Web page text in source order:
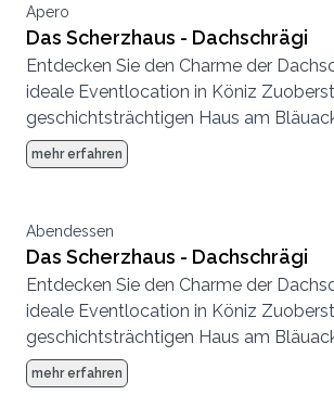
Apero
Das Scherzhaus - Dachschrägi
Entdecken Sie den Charme der
ideale Eventlocation in Köniz Zuoberst im
geschichtsträchtigen Haus am
befindet sich die «Dachschrägi». Sie
ein einzigartiges Ambiente im Herzen
somit der ideale Ort für Ihr Hochzeitsfest. Der
renovierte Raum behält dank der
Holzbalken seinen historischen
Ihrem Fest eine besondere
flexible Ausstattung ermöglicht es
ganz nach Ihren Wünschen zu
Veranstaltung zum Erfolg zu führen.
mehr erfahren
Abendessen
Das Scherzhaus - Dachschrägi
Entdecken Sie den Charme der
ideale Eventlocation in Köniz Zuoberst im
geschichtsträchtigen Haus am
befindet sich die «Dachschrägi». Sie
ein einzigartiges Ambiente im Herzen
mehr erfahren